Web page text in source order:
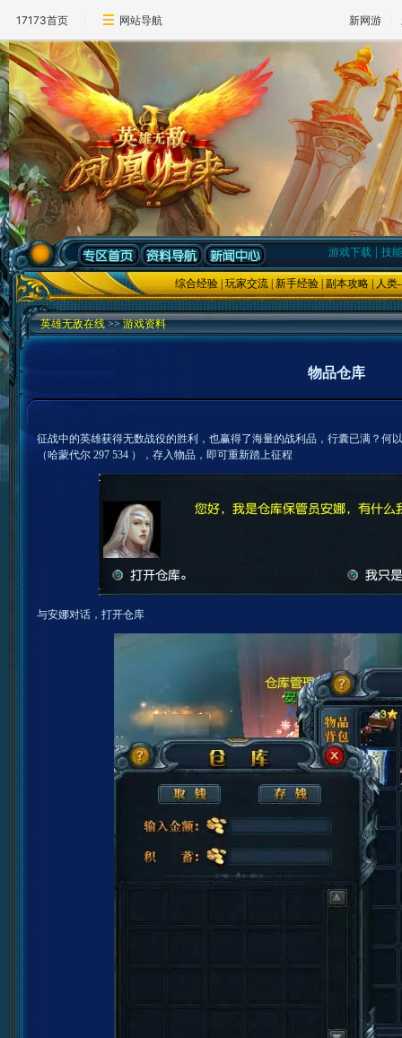
17173首页 网站导航 新网游
游戏下载 技
综合经验 |玩家交流 新手经验 副本攻略 人类
英雄无敌在线>>游戏资料
物品仓库
征战中的英雄获得无数战役的胜利，也赢得了海量的战利品，行囊已满？何
（哈蒙代尔 297 534 ），存入物品，即可重新踏上征程
与安娜对话，打开仓库